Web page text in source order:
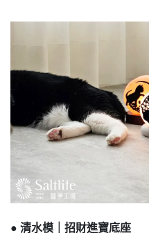
● 清水模｜招財進寶底座